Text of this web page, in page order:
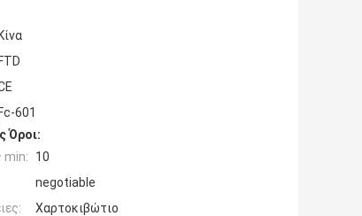
601
Όροι:
min:
10
negotiable
Χαρτοκιβώτιο